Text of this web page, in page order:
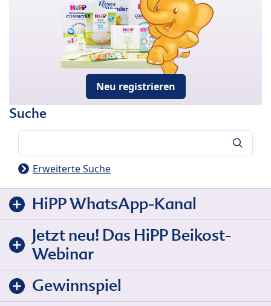
Neu registrieren
Suche
Erweiterte Suche
HiPP WhatsApp-Kanal
Jetzt neu! Das HiPP Beikost-
Webinar
Gewinnspiel